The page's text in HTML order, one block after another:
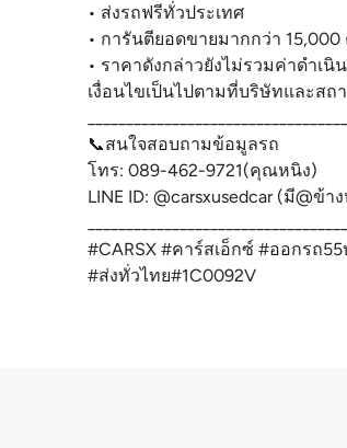
• ส่งรถฟรีทั่วประเทศ
• การันตียอดขายมากกว่า 15,000
• ราคาดังกล่าวยังไม่รวมค่าดำเนิ
เงื่อนไขเป็นไปตามที่บริษัทและสถ
📞สนใจสอบถามข้อมูลรถ
โทร: 089-462-9721(คุณหนิง)
LINE ID: @carsxusedcar (มี@ข้า
#CARSX #คาร์สเอ็กซ์ #ออกรถ
#ส่งทั่วไทย#1C0092V